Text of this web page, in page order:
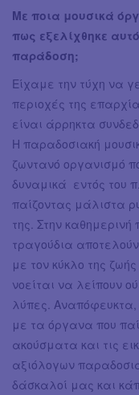
Με ποια μουσικά
πως εξελίχθηκε
παράδοση;
Είχαμε την τύχη να
περιοχές της
είναι άρρηκτα
Η παραδοσιακή
ζωντανό οργανισμό
δυναμικά εντός του
παίζοντας μάλιστα
της. Στην
τραγούδια
με τον κύκλο της
νοείται να λείπουν
λύπες.
με τα όργανα που
ακούσματα και τις
αξιόλογων
δάσκαλοί μας και